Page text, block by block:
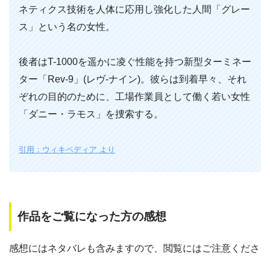
ネティクス技術を人体に応用し強化した人間「グレー
ス」という名の女性。
後者はT-1000を遥かに凌ぐ性能を持つ新型ターミネー
ター「Rev-9」(レヴ-ナイン)。彼らは到着早々、それ
ぞれの目的のために、工場作業員として働く若い女性
「ダニー・ラモス」を捜索する。
引用：ウィキペディア より
作品をご覧になった方の感想
感想にはネタバレも含みますので、閲覧にはご注意くださ